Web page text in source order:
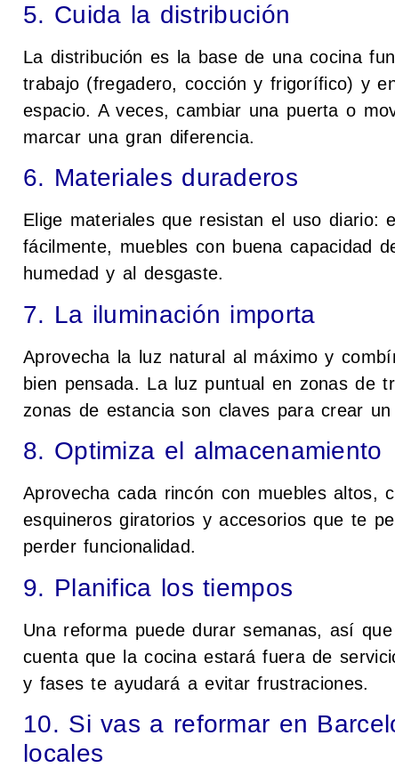
5. Cuida la distribución
La distribución es la base de una cocina
trabajo (fregadero, cocción y frigorífico) y
espacio. A veces, cambiar una puerta o
marcar una gran diferencia.
6. Materiales duraderos
Elige materiales que resistan el uso diario:
fácilmente, muebles con buena capacidad
humedad y al desgaste.
7. La iluminación importa
Aprovecha la luz natural al máximo y
bien pensada. La luz puntual en zonas de
zonas de estancia son claves para crear
8. Optimiza el almacenamiento
Aprovecha cada rincón con muebles altos,
esquineros giratorios y accesorios que te
perder funcionalidad.
9. Planifica los tiempos
Una reforma puede durar semanas, así
cuenta que la cocina estará fuera de
y fases te ayudará a evitar frustraciones.
10. Si vas a reformar en
locales